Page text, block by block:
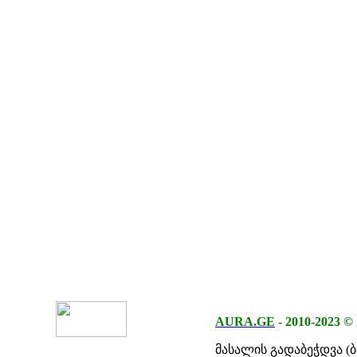
AURA.GE - 2010-2023 ©
მასალის გადაბეჭდვა